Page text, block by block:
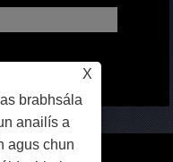
X
brabhsála
anailís a
agus chun